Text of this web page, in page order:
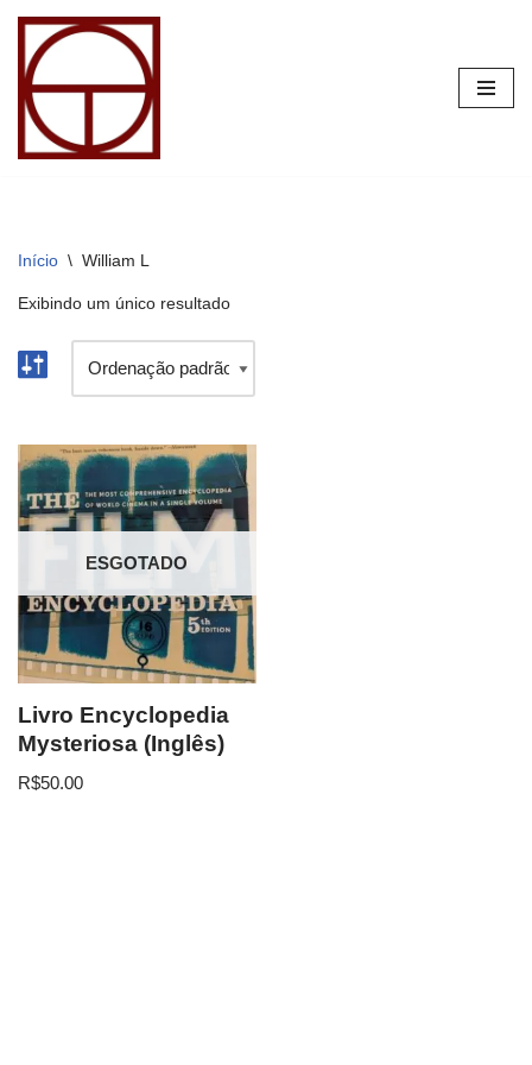
Pular
para
conteúdo
Início \ William L
Exibindo um único resultado
ESGOTADO
Livro Encyclopedia
Mysteriosa (Inglês)
R$50.00